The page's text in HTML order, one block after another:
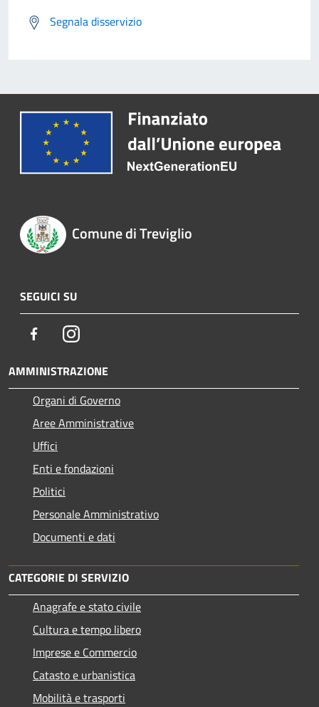
Segnala disservizio
Comune di Treviglio
SEGUICI SU
FacebookInstagram
AMMINISTRAZIONE
Organi di Governo
Aree Amministrative
Uffici
Enti e fondazioni
Politici
Personale Amministrativo
Documenti e dati
CATEGORIE DI SERVIZIO
Anagrafe e stato civile
Cultura e tempo libero
Imprese e Commercio
Catasto e urbanistica
Mobilità e trasporti